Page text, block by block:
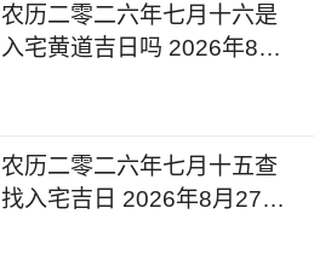
农历二零二六年七月十六是
入宅黄道吉日吗 2026年8月
农历二零二六年七月十五查
找入宅吉日 2026年8月27日